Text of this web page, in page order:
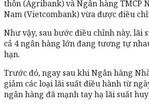
thôn (Agribank) và Ngân hàng TMCP
Nam (Vietcombank) vừa được điều
Như vậy, sau bước điều chỉnh này, lãi
cả 4 ngân hàng lớn đang tương tự
hạn.
Trước đó, ngay sau khi Ngân hàng
giảm các loại lãi suất điều hành từ
ngân hàng đã mạnh tay hạ lãi suất